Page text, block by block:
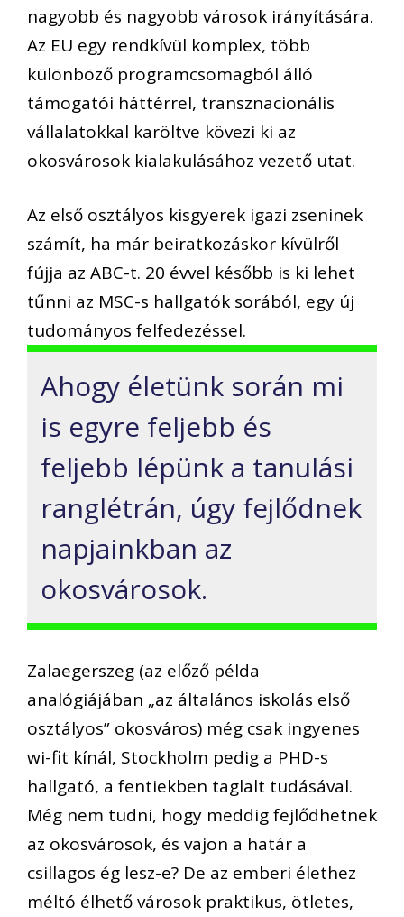
nagyobb és nagyobb városok irányítására.
Az EU egy rendkívül komplex, több
különböző programcsomagból álló
támogatói háttérrel, transznacionális
vállalatokkal karöltve kövezi ki az
okosvárosok kialakulásához vezető utat.
Az első osztályos kisgyerek igazi zseninek
számít, ha már beiratkozáskor kívülről
fújja az ABC-t. 20 évvel később is ki lehet
tűnni az MSC-s hallgatók sorából, egy új
tudományos felfedezéssel.
Ahogy életünk során mi
is egyre feljebb és
feljebb lépünk a tanulási
ranglétrán, úgy fejlődnek
napjainkban az
okosvárosok.
Zalaegerszeg (az előző példa
analógiájában „az általános iskolás első
osztályos” okosváros) még csak ingyenes
wi-fit kínál, Stockholm pedig a PHD-s
hallgató, a fentiekben taglalt tudásával.
Még nem tudni, hogy meddig fejlődhetnek
az okosvárosok, és vajon a határ a
csillagos ég lesz-e? De az emberi élethez
méltó élhető városok praktikus, ötletes,